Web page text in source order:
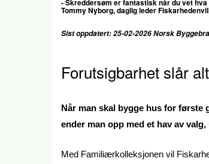
- Skreddersøm er fantastisk når du vet
Tommy Nyborg, daglig leder
Sist oppdatert: 25-02-2026 Norsk
Forutsigbarhet slår
Når man skal bygge hus for første
ender man opp med et hav av
Med Familiærkolleksjonen vil